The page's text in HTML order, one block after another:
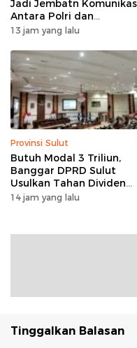
Jadi Jembatn
Antara Polri dan
Masyarakat
13 jam yang lalu
Provinsi Sulut
Butuh Modal 3 Triliun,
Banggar DPRD Sulut
Usulkan Tahan Dividen
Rp79 Miliar untuk Perkuat
14 jam yang lalu
Tinggalkan Balasan